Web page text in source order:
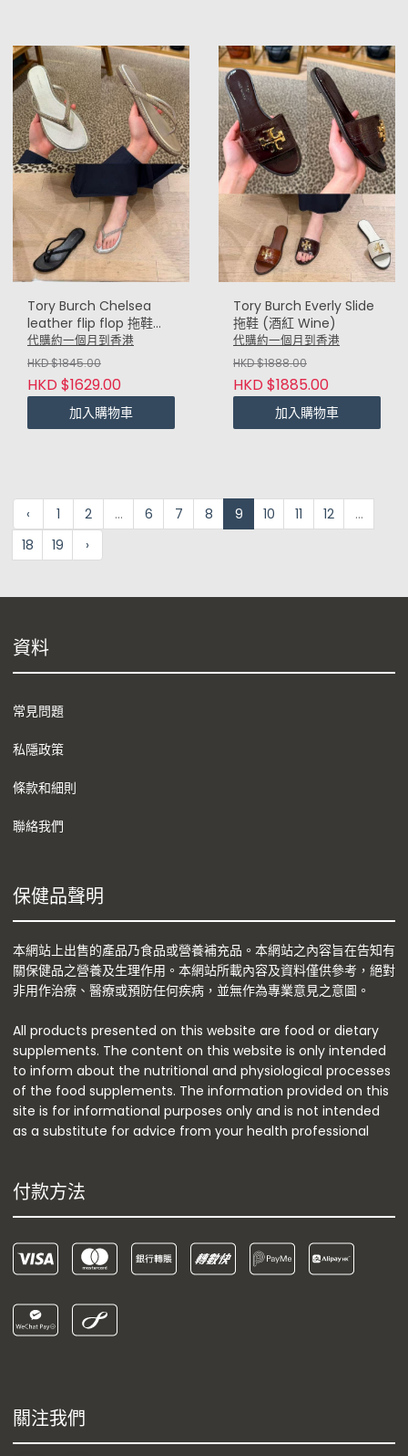
Tory Burch Chelsea
leather flip flop 拖鞋
(銀 Silver)
代購約一個月到香港
HKD $1845.00
HKD $1629.00
加入購物車
Tory Burch Everly Slide
拖鞋 (酒紅 Wine)
代購約一個月到香港
HKD $1888.00
HKD $1885.00
加入購物車
‹ 1 2 ... 6 7 8 9 10 11 12
...
18
19 ›
資料
常見問題
私隱政策
條款和細則
聯絡我們
保健品聲明
本網站上出售的產品乃食品或營養補充品。本網站之內容旨在告知有
關保健品之營養及生理作用。本網站所載內容及資料僅供參考，絕對
非用作治療、醫療或預防任何疾病，並無作為專業意見之意圖。
All products presented on this website are food or dietary
supplements. The content on this website is only intended
to inform about the nutritional and physiological processes
of the food supplements. The information provided on this
site is for informational purposes only and is not intended
as a substitute for advice from your health professional
付款方法
關注我們